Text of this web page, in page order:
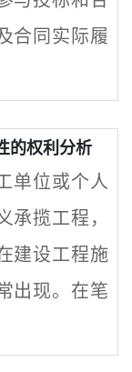
合同实际履
的权利分析
单位或个人
揽工程，
建设工程施
出现。在笔